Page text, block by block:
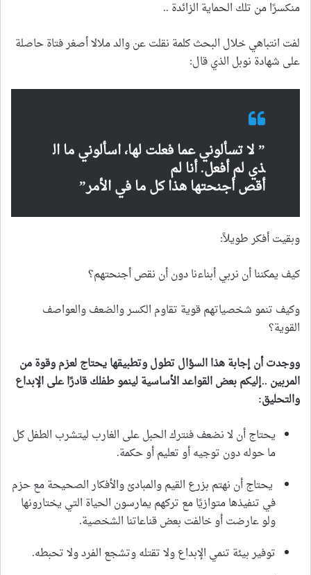
منكسرًا من تلك الحماية الزائدة ..
لفت انتباهي خلال البحث كلمة نقلت عن والد ملالا أصغر فتاة حاصلة
على شهادة نوبل الذي قال:
” لا تسألوني عما فعلت لها، اسألوني ما ال
ذي لم أفعل. أنا لم
أقص أجنحتها هذا كل ما في الأمر”
وبقيت أفكر طويلاً:
كيف يمكننا أن نربي أبناءنا دون أن نقص أجنحتهم؟
وكيف تنمو شخصياتهم قوية تقاوم الكسر والضعف والعواصف
القوية؟
ووجدت أن إجابة هذا السؤال تطول وتطبيقها يحتاج لعزم وقوة من
المربين ..إليكم بعض القواعد الأساسية لينمو طفلك قادرًا على الإبداع
والتحليق:
يحتاج أن لا نضعف فنترك الحبل على الغارب ليتشرب الطفل كل
ما حوله دون توجيه أو تعليم أو حكمة.
يحتاج أن نهتم بزرع القيم والمبادئ والأفكار الصحيحة مع حزم
في تنفيذها متوازيًا مع تركهم يمارسون الحياة التي يختارونها
ولو عارضت أو خالفت بعض قناعاتنا الشخصية.
توفير بيئة تنمي الإبداع ولا تقتله وتشجع الفرد ولا تحبطه.